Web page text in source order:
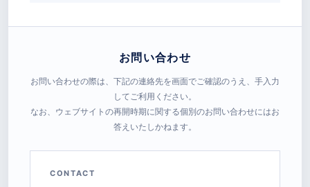
お問い合わせ
お問い合わせの際は、下記の連絡先を画面でご確認のうえ、手入力
してご利用ください。
なお、ウェブサイトの再開時期に関する個別のお問い合わせにはお
答えいたしかねます。
CONTACT